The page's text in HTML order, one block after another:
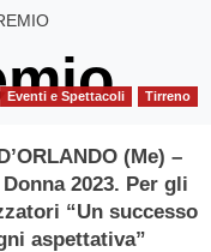
Eventi e Spettacoli Tirreno
(Me) –
2023. Per gli
“Un successo
aspettativa”